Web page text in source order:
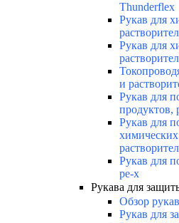
Thunderflex
Рукав для
Рукав для
и
Рукав для
продуктов,
Рукав для
Рукав для
pe-x
Рукава для
Обзор
Рукав для